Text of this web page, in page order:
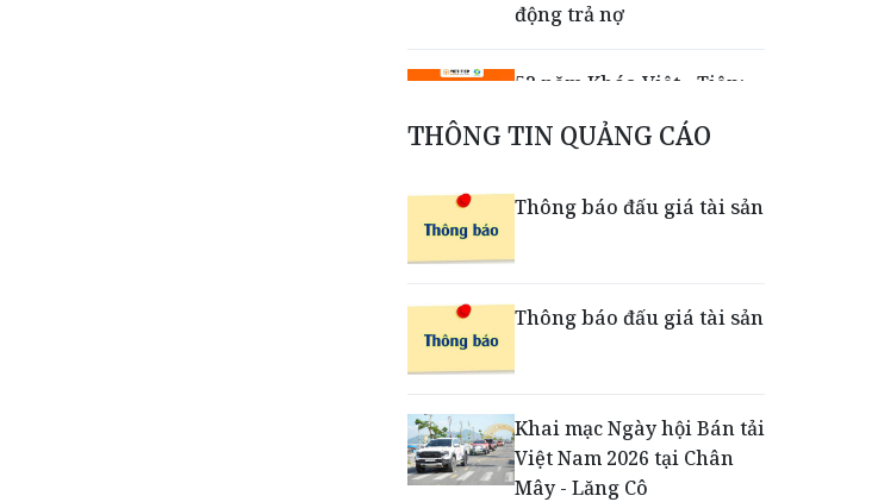
động trả nợ
52 năm Khóa Việt - Tiệp:
Việt bằng chất lượng, đổi
tại Hải Phòng
kiến tạo trải nghiệm giao
dịch an tâm trên không
THÔNG TIN QUẢNG CÁO
Thông báo đấu giá tài sản
Thông báo đấu giá tài sản
Khai mạc Ngày hội Bán tải
Việt Nam 2026 tại Chân
Mây - Lăng Cô